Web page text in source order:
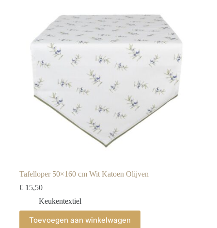
Tafelloper 50×160 cm Wit Katoen Olijven
€ 15,50
Keukentextiel
Toevoegen aan winkelwagen